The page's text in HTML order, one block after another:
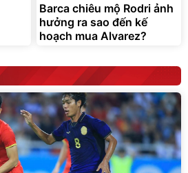
Barca chiêu mộ Rodri ảnh
hưởng ra sao đến kế
hoạch mua Alvarez?